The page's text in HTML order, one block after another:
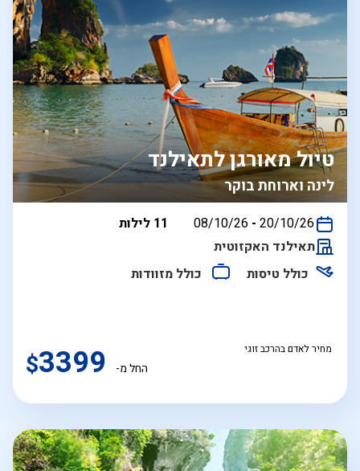
לינה וארוחת בוקר
טיול מאורגן לתאילנד
בין
08/10/26 - 20/10/26
11 לילות
תאילנד האקזוטית
כולל טיסות
כולל מזוודות
מחיר לאדם בהרכב זוגי
החל מ- $3399